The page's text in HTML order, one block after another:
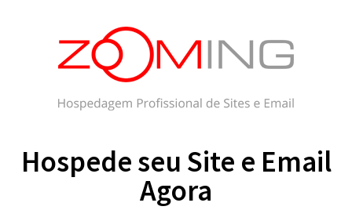
Hospede seu Site e Email
Agora